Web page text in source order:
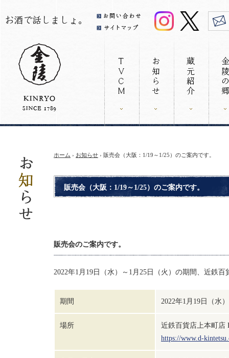
ホーム › お知らせ › 販売会（大阪：1/19～1/25）のご案内です。
販売会（大阪：1/19～1/25）のご案内です。
販売会のご案内です。
2022年1月19日（水）～1月25日（火）の期間、近鉄
期間 2022年1月19日（水
場所
近鉄百貨店上本町店
https://www.d-